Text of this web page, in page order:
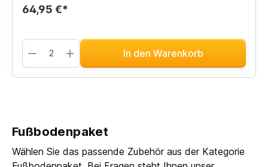
64,95 €*
In den Warenkorb
Fußbodenpaket
Wählen Sie das passende Zubehör aus der Kategorie